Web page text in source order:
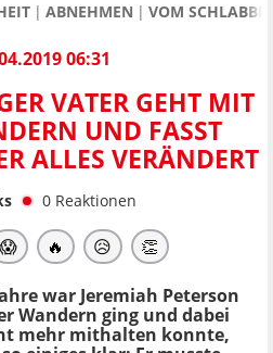
ABNEHMEN VOM
06:31
VATER GEHT MIT
UND FASST
ALLES VERÄNDERT
0 Reaktionen
😱 🔥 😥 👏
war Jeremiah Peterson
Wandern ging und dabei
mehr mithalten konnte,